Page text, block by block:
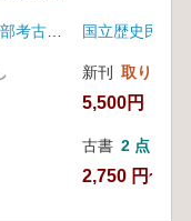
国立歴史民俗
新刊 取り寄せ
5,500円
古書 2 点
2,750 円~